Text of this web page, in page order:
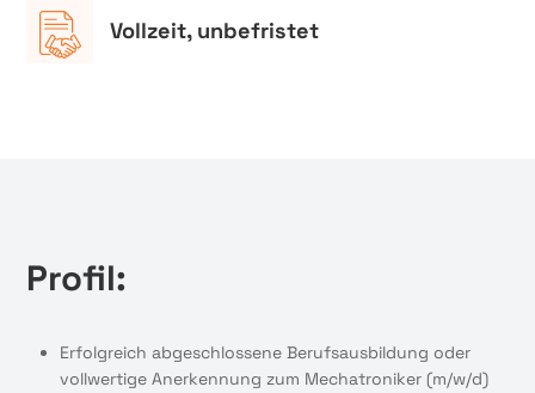
Vollzeit, unbefristet
Profil:
Erfolgreich abgeschlossene Berufsausbildung oder
vollwertige Anerkennung zum Mechatroniker (m/w/d)